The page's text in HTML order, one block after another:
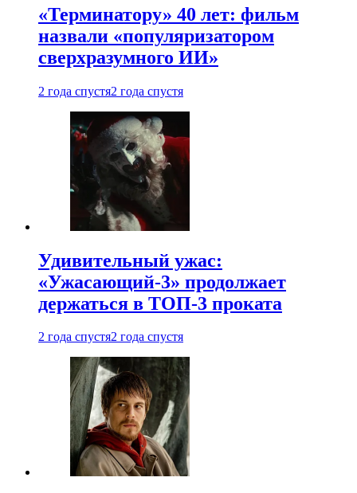
«Терминатору» 40 лет: фильм
назвали «популяризатором
сверхразумного ИИ»
2 года спустя2 года спустя
Удивительный ужас:
«Ужасающий-3» продолжает
держаться в ТОП-3 проката
2 года спустя2 года спустя